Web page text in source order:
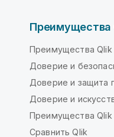
Преимущества
Преимущества Qlik
Доверие и
Доверие и защита
Доверие и
Преимущества
Сравнить Qlik